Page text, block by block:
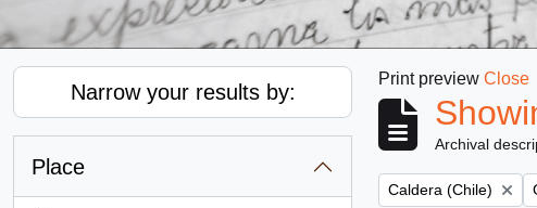
Narrow your results by:
Place
Print preview Close
Archival
Remove filter:
Caldera (Chile)